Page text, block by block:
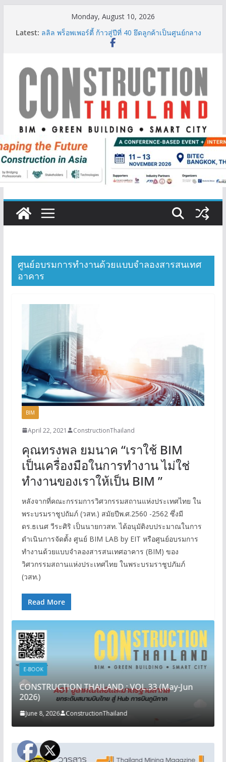
Monday, August 10, 2026
Latest: ลลิล พร็อพเพอร์ตี้ ก้าวสู่ปีที่ 40 ยึดลูกค้าเป็นศูนย์กลาง
เดินหน้าสร้างการเติบโตอย่างยั่งยืน
นิปปอนเพนต์ผนึก 6 พันธมิตรโมเดิร์นเทรดชั้นนำเปิดตัว
“NIPPON PAINT WORRY FREE”ยกระดับความมั่นใจ
TITLE เผยรายได้ครึ่งปีแรก’69 มากกว่า 2,000 ล้านบาท
เติบโต 377% ชี้ดีมานด์ภูเก็ตยังแกร่ง
Construction & Mining” ขับเคลื่อนอุตสาหกรรม
ก่อสร้างและเหมืองแร่สู่สังคมคาร์บอนต่ำอย่างยั่งยืน
ศูนย์อบรมการทำงานด้วยแบบจำลองสารสนเทศ
อาคาร
BIM
April 22, 2021 ConstructionThailand
คุณทรงพล ยมนาค “เราใช้ BIM
เป็นเครื่องมือในการทำงาน ไม่ใช่
ทำงานของเราให้เป็น BIM ”
หลังจากที่คณะกรรมการวิศวกรรมสถานแห่งประเทศไทย ใน
พระบรมราชูปถัมภ์ (วสท.) สมัยปีพ.ศ.2560 -2562 ซึ่งมี
ดร.ธเนศ วีระศิริ เป็นนายกวสท. ได้อนุมัติงบประมาณในการ
ดำเนินการจัดตั้ง ศูนย์ BIM LAB by EIT หรือศูนย์อบรมการ
ทำงานด้วยแบบจำลองสารสนเทศอาคาร (BIM) ของ
วิศวกรรมสถานแห่งประเทศไทย ในพระบรมราชูปภัมภ์
(วสท.)
Read More
E-BOOK
CONSTRUCTION THAILAND : VOL.33 (May-Jun
2026)
June 8, 2026 ConstructionThailand